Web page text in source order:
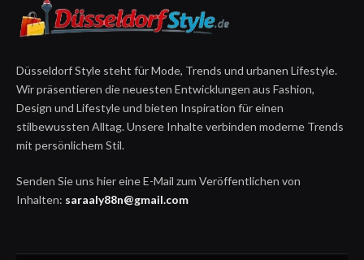
Düsseldorf Style steht für Mode, Trends und urbanen Lifestyle.
Wir präsentieren die neuesten Entwicklungen aus Fashion,
Design und Lifestyle und bieten Inspiration für einen
stilbewussten Alltag. Unsere Inhalte verbinden moderne Trends
mit persönlichem Stil.
Senden Sie uns hier eine E-Mail zum Veröffentlichen von
Inhalten: saraaly88n@gmail.com